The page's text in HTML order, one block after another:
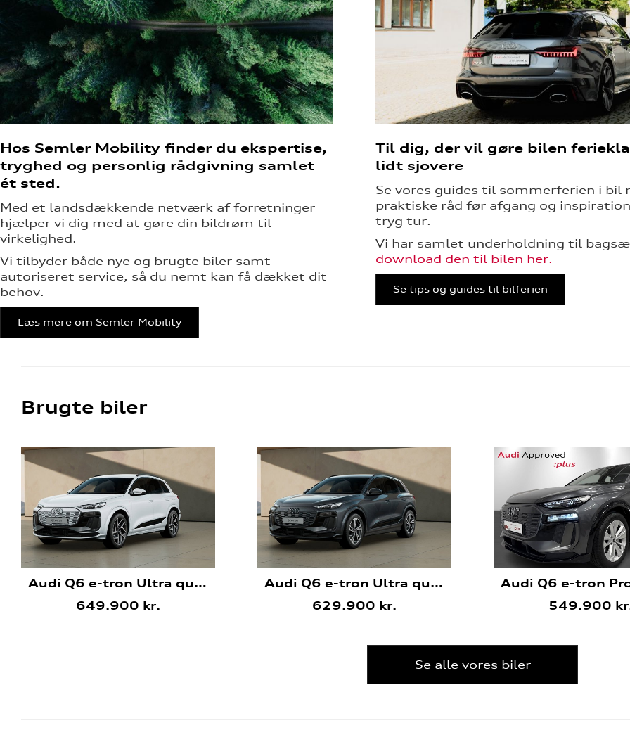
Hos Semler Mobility finder du ekspertise,
tryghed og personlig rådgivning samlet
ét sted.
Med et landsdækkende netværk af forretninger
hjælper vi dig med at gøre din bildrøm til
virkelighed.
Vi tilbyder både nye og brugte biler samt
autoriseret service, så du nemt kan få dækket dit
behov.
Læs mere om Semler Mobility
Til dig, der vil gøre bilen
lidt sjovere
Se vores guides til sommerferien i bil
praktiske råd før afgang og
tryg tur.
Vi har samlet underholdning til
download den til bilen her.
Se tips og guides til bilferien
Brugte biler
Audi Q6 e-tron Ultra quattro
649.900 kr.
Audi Q6 e-tron Ultra quattro
629.900 kr.
549.900
Se alle vores biler